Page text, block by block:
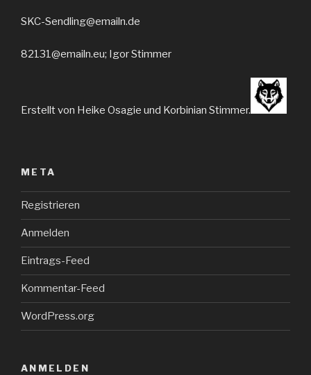
SKC-Sendling@emailn.de
82131@emailn.eu; Igor Stimmer
Erstellt von Heike Osagie und Korbinian Stimmer.
META
Registrieren
Anmelden
Eintrags-Feed
Kommentar-Feed
WordPress.org
ANMELDEN